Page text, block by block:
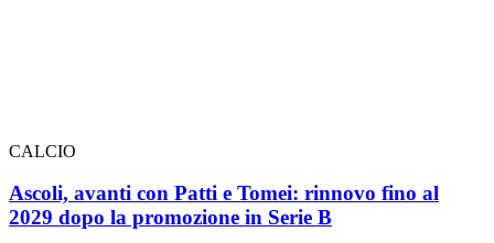
CALCIO
Ascoli, avanti con Patti e Tomei: rinnovo fino al
2029 dopo la promozione in Serie B